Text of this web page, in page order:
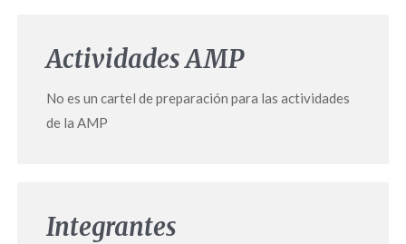
Actividades AMP
No es un cartel de preparación para las actividades
de la AMP
Integrantes